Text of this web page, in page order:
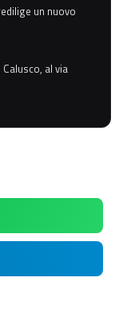
un nuovo
al via